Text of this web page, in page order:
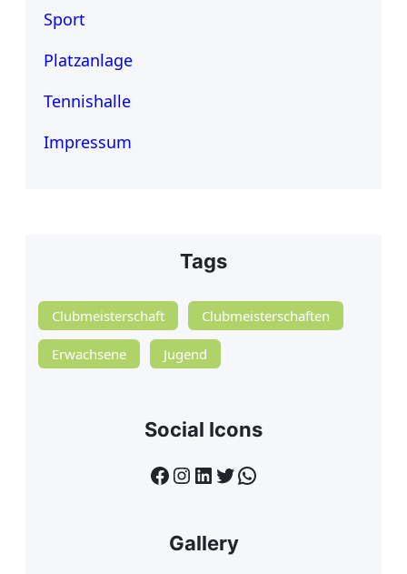
Sport
Platzanlage
Tennishalle
Impressum
Tags
Clubmeisterschaft Clubmeisterschaften
Erwachsene Jugend
Social Icons
Facebook InstagramLinkedIn Twitter WhatsApp
Gallery